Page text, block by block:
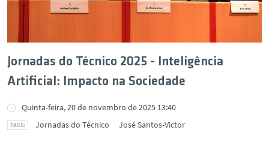
Jornadas do Técnico 2025 - Inteligência
Artificial: Impacto na Sociedade
Quinta-feira, 20 de novembro de 2025 13:40
Jornadas do Técnico
José Santos-Victor